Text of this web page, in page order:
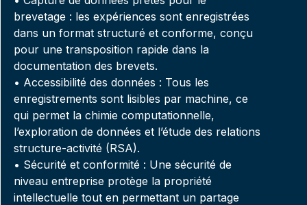
brevetage : les expériences sont enregistrées
dans un format structuré et conforme, conçu
pour une transposition rapide dans la
documentation des brevets.
• Accessibilité des données : Tous les
enregistrements sont lisibles par machine, ce
qui permet la chimie computationnelle,
l’exploration de données et l’étude des relations
structure-activité (RSA).
• Sécurité et conformité : Une sécurité de
niveau entreprise protège la propriété
intellectuelle tout en permettant un partage